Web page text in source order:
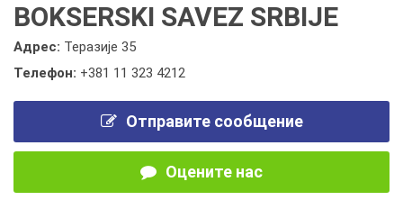
BOKSERSKI SAVEZ SRBIJE
Адрес: Теразије 35
Телефон: +381 11 323 4212
Отправите сообщение
Оцените нас